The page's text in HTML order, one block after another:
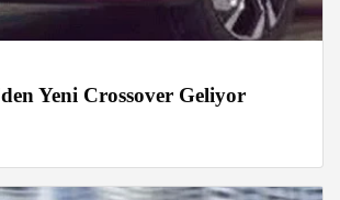
Yeni Crossover Geliyor